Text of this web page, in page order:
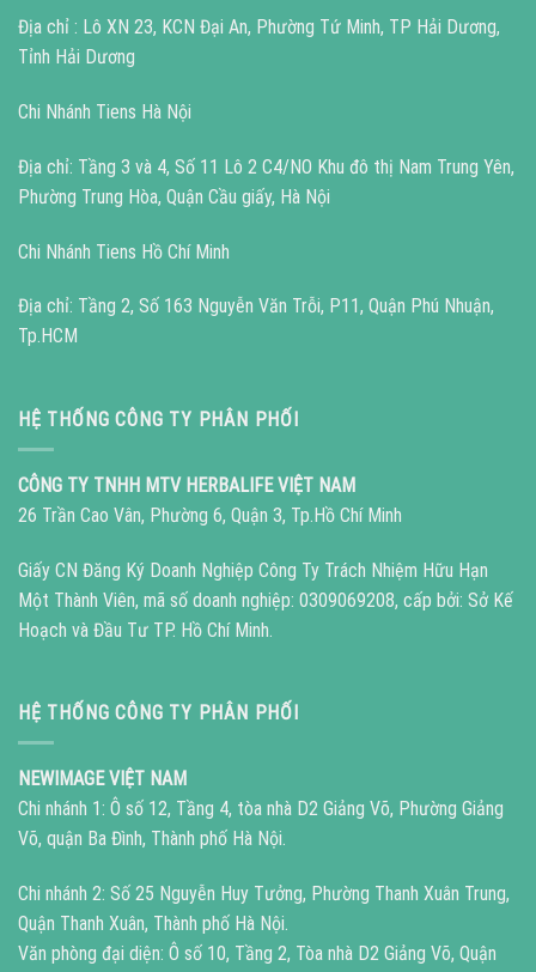
Địa chỉ : Lô XN 23, KCN Đại An, Phường Tứ Minh, TP Hải Dương,
Tỉnh Hải Dương
Chi Nhánh Tiens Hà Nội
Địa chỉ: Tầng 3 và 4, Số 11 Lô 2 C4/NO Khu đô thị Nam Trung Yên,
Phường Trung Hòa, Quận Cầu giấy, Hà Nội
Chi Nhánh Tiens Hồ Chí Minh
Địa chỉ: Tầng 2, Số 163 Nguyễn Văn Trỗi, P11, Quận Phú Nhuận,
Tp.HCM
HỆ THỐNG CÔNG TY PHÂN PHỐI
CÔNG TY TNHH MTV HERBALIFE VIỆT NAM
26 Trần Cao Vân, Phường 6, Quận 3, Tp.Hồ Chí Minh
Giấy CN Đăng Ký Doanh Nghiệp Công Ty Trách Nhiệm Hữu Hạn
Một Thành Viên, mã số doanh nghiệp: 0309069208, cấp bởi: Sở Kế
Hoạch và Đầu Tư TP. Hồ Chí Minh.
HỆ THỐNG CÔNG TY PHÂN PHỐI
NEWIMAGE VIỆT NAM
Chi nhánh 1: Ô số 12, Tầng 4, tòa nhà D2 Giảng Võ, Phường Giảng
Võ, quận Ba Đình, Thành phố Hà Nội.
Chi nhánh 2: Số 25 Nguyễn Huy Tưởng, Phường Thanh Xuân Trung,
Quận Thanh Xuân, Thành phố Hà Nội.
Văn phòng đại diện: Ô số 10, Tầng 2, Tòa nhà D2 Giảng Võ, Quận